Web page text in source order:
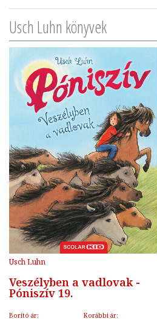
Usch Luhn könyvek
Usch Luhn
Veszélyben a vadlovak -
Póniszív 19.
Borító ár: Korábbi ár: